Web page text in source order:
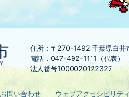
住所：〒270-1492 千葉県白井
電話：047-492-1111（代表）
法人番号1000020122327
お問い合わせ ウェブアクセシビリティ